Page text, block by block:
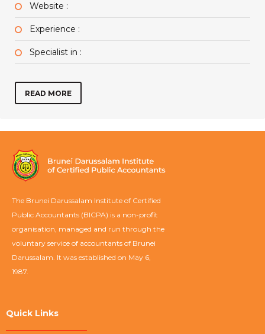
Website :
Experience :
Specialist in :
READ MORE
The Brunei Darussalam Institute of Certified
Public Accountants (BICPA) is a non-profit
organisation, managed and run through the
voluntary service of accountants of Brunei
Darussalam. It was established on May 6,
1987.
Quick Links